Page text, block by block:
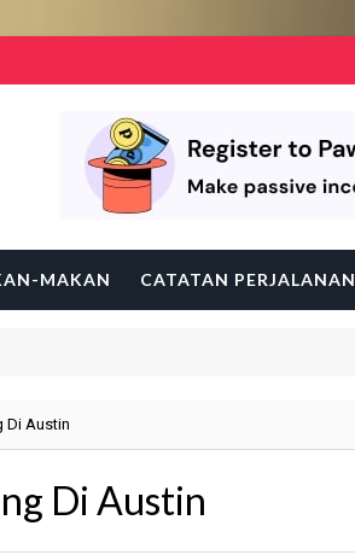
MAKAN CATATAN PERJALANAN
Di Austin
Di Austin